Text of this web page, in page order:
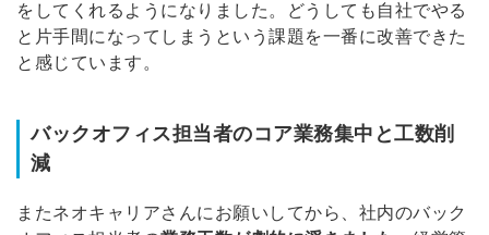
をしてくれるようになりました。どうしても自社でやる
と片手間になってしまうという課題を一番に改善できた
と感じています。
バックオフィス担当者のコア業務集中と工数削
減
またネオキャリアさんにお願いしてから、社内のバック
許可なく投稿すること
せん
みんなの採用部があなたの許可なく投稿すること